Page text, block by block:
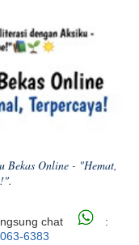
Bekas Online - "Hemat,
chat
:
6383